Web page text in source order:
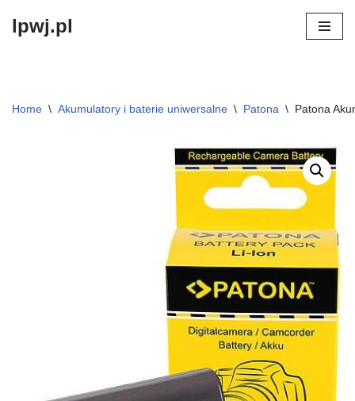
lpwj.pl
Home \ Akumulatory i baterie uniwersalne \ Patona \ Patona